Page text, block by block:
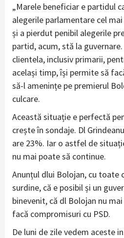
„Marele beneficiar e partidul
alegerile parlamentare cel
și a pierdut penibil alegerile
partid, acum, stă la
clientela, inclusiv primarii,
același timp, își permite să
să-l amenințe pe premierul
culcare.
Această situație e perfectă
crește în sondaje. Dl
are 23%. Iar o astfel de
nu mai poate să continue.
Anunțul dlui Bolojan, cu toate
surdine, că e posibil și un
binevenit, că dl Bolojan nu
facă compromisuri cu PSD.
De luni de zile vedem aceste